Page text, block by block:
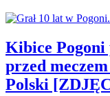
Kibice Pogoni
przed
Polski